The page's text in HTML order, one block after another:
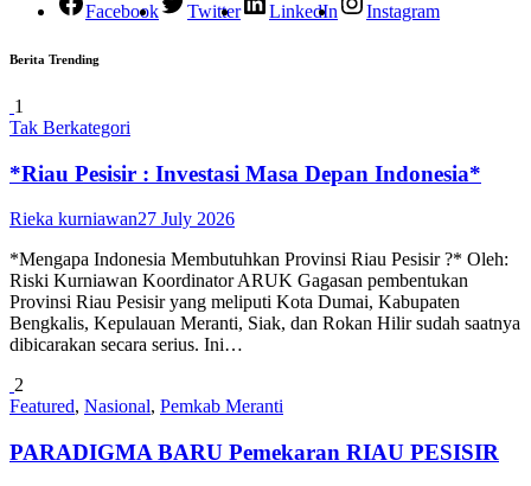
Facebook Twitter LinkedIn Instagram
Berita Trending
1
Tak Berkategori
*Riau Pesisir : Investasi Masa Depan Indonesia*
Rieka kurniawan27 July 2026
*Mengapa Indonesia Membutuhkan Provinsi Riau Pesisir ?* Oleh:
Riski Kurniawan Koordinator ARUK Gagasan pembentukan
Provinsi Riau Pesisir yang meliputi Kota Dumai, Kabupaten
Bengkalis, Kepulauan Meranti, Siak, dan Rokan Hilir sudah saatnya
dibicarakan secara serius. Ini…
2
Featured, Nasional, Pemkab Meranti
PARADIGMA BARU Pemekaran RIAU PESISIR